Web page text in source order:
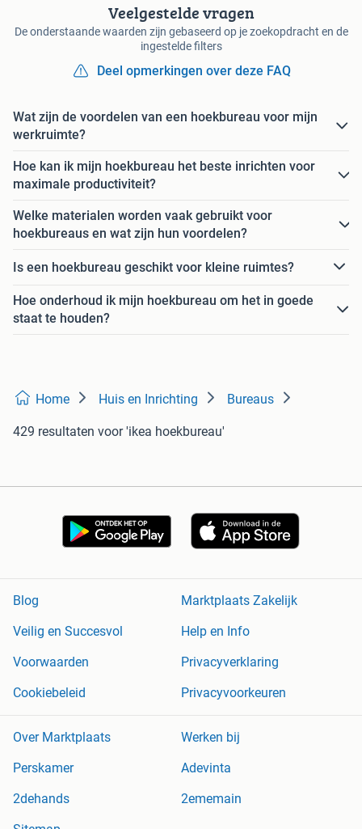
Veelgestelde vragen
De onderstaande waarden zijn gebaseerd op je zoekopdracht en de
ingestelde filters
Deel opmerkingen over deze FAQ
Wat zijn de voordelen van een hoekbureau voor mijn
werkruimte?
Hoe kan ik mijn hoekbureau het beste inrichten voor
maximale productiviteit?
Welke materialen worden vaak gebruikt voor
hoekbureaus en wat zijn hun voordelen?
Is een hoekbureau geschikt voor kleine ruimtes?
Hoe onderhoud ik mijn hoekbureau om het in goede
staat te houden?
Home Huis en Inrichting Bureaus
429 resultaten voor 'ikea hoekbureau'
Blog
Marktplaats Zakelijk
Veilig en Succesvol
Help en Info
Voorwaarden
Privacyverklaring
Cookiebeleid
Privacyvoorkeuren
Over Marktplaats
Werken bij
Perskamer
Adevinta
2dehands
2ememain